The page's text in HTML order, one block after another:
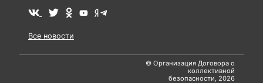
Все новости
© Организация Договора о
коллективной
безопасности, 2026